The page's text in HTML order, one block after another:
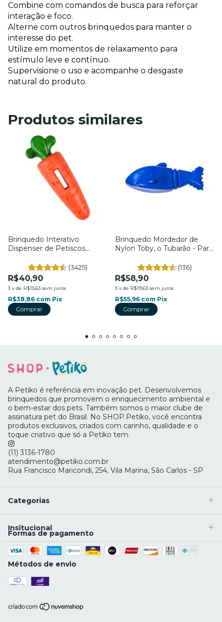
Combine com comandos de busca para reforçar
interação e foco.
Alterne com outros brinquedos para manter o
interesse do pet.
Utilize em momentos de relaxamento para
estímulo leve e contínuo.
Supervisione o uso e acompanhe o desgaste
natural do produto.
Produtos similares
Brinquedo Interativo
Dispenser de Petiscos
Petiko
(3425)
R$40,90
3 x de R$13,63 sem juros
R$38,86 com Pix
Comprar
Brinquedo Mordedor de
Nylon Toby, o Tubarão - Para
(136)
R$58,90
3 x de R$19,63 sem juros
R$55,96 com Pix
A Petiko é referência em inovação pet. Desenvolvemos
brinquedos que promovem o enriquecimento ambiental e
o bem-estar dos pets. Também somos o maior clube de
assinatura pet do Brasil. No SHOP.Petiko, você encontra
produtos exclusivos, criados com carinho, qualidade e o
toque criativo que só a Petiko tem.
(11) 3136-1780
atendimento@petiko.com.br
Rua Francisco Maricondi, 254, Vila Marina, São Carlos - SP
Categorias
Insitucional
Formas de pagamento
Métodos de envio